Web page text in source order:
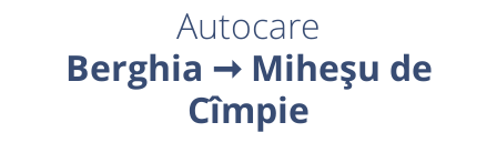
Autocare
Berghia ➞ Miheșu de
Cîmpie